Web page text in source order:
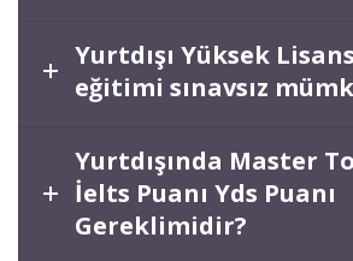
Yurtdışı Yüksek
eğitimi sınavsız
Yurtdışında Master
İelts Puanı Yds Puanı
Gereklimidir?